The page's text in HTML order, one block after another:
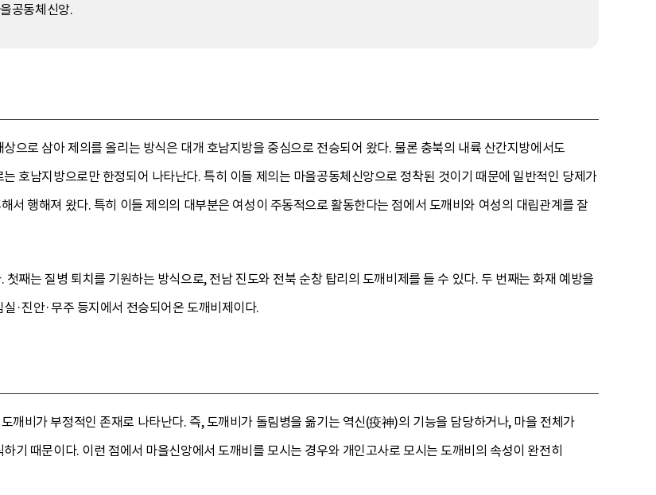
공동체신앙.
으로 삼아 제의를 올리는 방식은 대개 호남지방을 중심으로 전승되어 왔다. 물론 충북의 내륙 산간지방에서도
호남지방으로만 한정되어 나타난다. 특히 이들 제의는 마을공동체신앙으로 정착된 것이기 때문에 일반적인 당제가
서 행해져 왔다. 특히 이들 제의의 대부분은 여성이 주동적으로 활동한다는 점에서 도깨비와 여성의 대립관계를 잘
째는 질병 퇴치를 기원하는 방식으로, 전남 진도와 전북 순창 탑리의 도깨비제를 들 수 있다. 두 번째는 화재 예방을
·진안·무주 등지에서 전승되어온 도깨비제이다.
깨비가 부정적인 존재로 나타난다. 즉, 도깨비가 돌림병을 옮기는 역신(疫神)의 기능을 담당하거나, 마을 전체가
하기 때문이다. 이런 점에서 마을신앙에서 도깨비를 모시는 경우와 개인고사로 모시는 도깨비의 속성이 완전히